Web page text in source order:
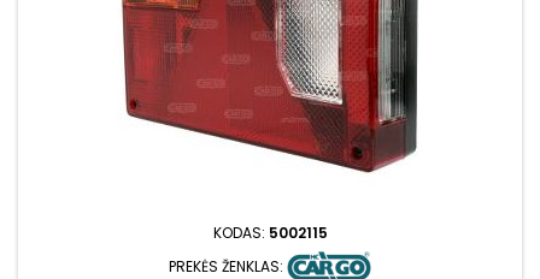
KODAS: 5002115
PREKĖS ŽENKLAS: